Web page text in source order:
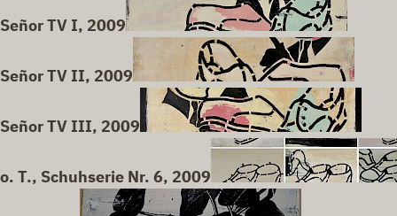
Señor TV I, 2009
Señor TV II, 2009
Señor TV III, 2009
o. T., Schuhserie Nr. 6, 2009